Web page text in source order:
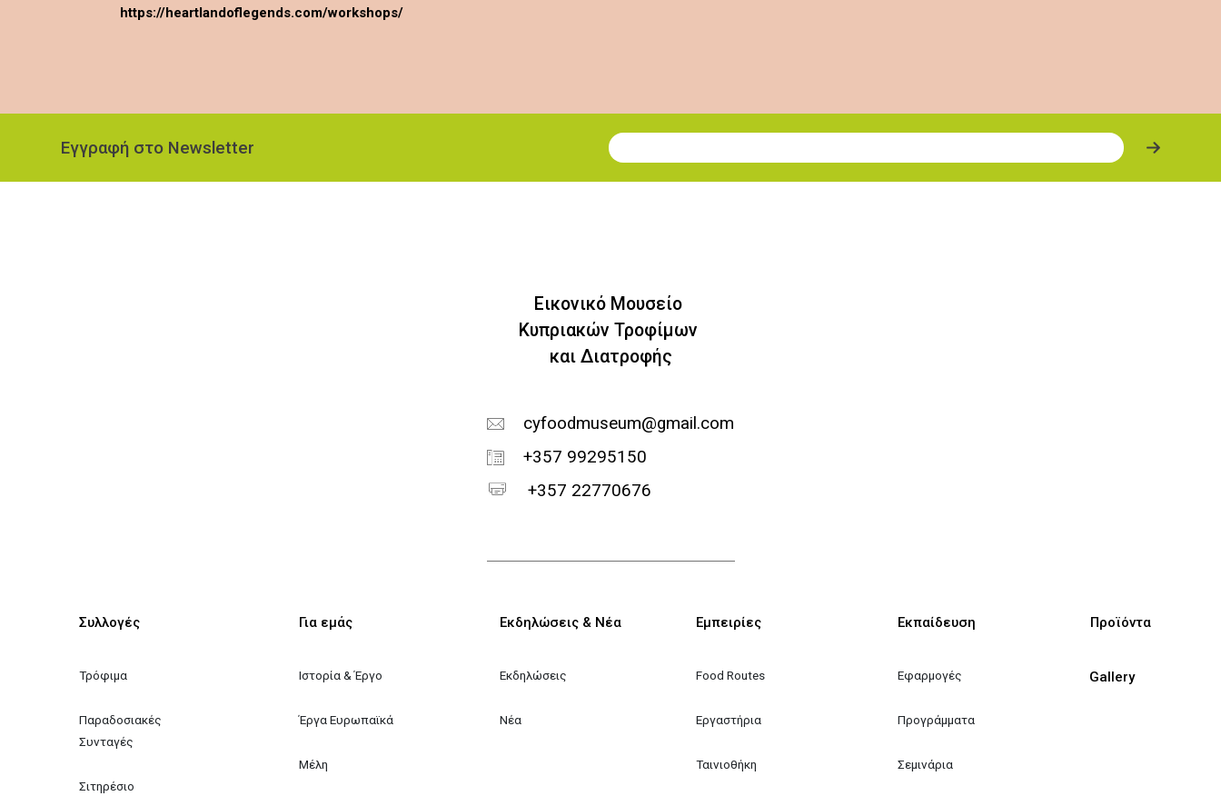
https://heartlandoflegends.com/workshops/
Εγγραφή στο Newsletter
Εγγραφή στο Newsletter
Εικονικό Μουσείο
Κυπριακών Τροφίμων
και Διατροφής
cyfoodmuseum@gmail.com
+357 99295150
+357 22770676
Κεντρική πλοήγηση
Συλλογές
Τρόφιμα
Παραδοσιακές
Συνταγές
Σιτηρέσιο
Για εμάς
Ιστορία & Έργο
Έργα Ευρωπαϊκά
Μέλη
Εκδηλώσεις & Νέα
Εκδηλώσεις
Νέα
Εμπειρίες
Food Routes
Εργαστήρια
Ταινιοθήκη
Εκπαίδευση
Εφαρμογές
Προγράμματα
Σεμινάρια
Προϊόντα
Gallery